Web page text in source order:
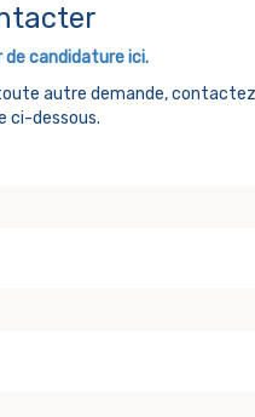
de candidature ici.
autre demande,
ci-dessous.